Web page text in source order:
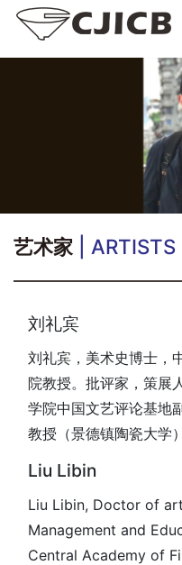
艺术家 | ARTISTS
刘礼宾
刘礼宾，美术史博士，
院教授。批评家，策展
学院中国文艺评论基地
教授（景德镇陶瓷大学）
Liu Libin
Liu Libin, Doctor of
Management and
Central Academy of